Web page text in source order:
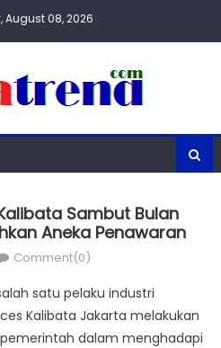
August 08, 2026
Sambut Bulan
Aneka Penawaran
Comment(0)
satu pelaku industri
Kalibata Jakarta melakukan
dalam menghadapi